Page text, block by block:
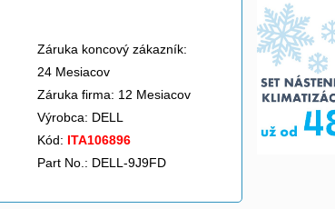
Záruka koncový zákazník:
24 Mesiacov
Záruka firma: 12 Mesiacov
Výrobca: DELL
Kód: ITA106896
Part No.: DELL-9J9FD